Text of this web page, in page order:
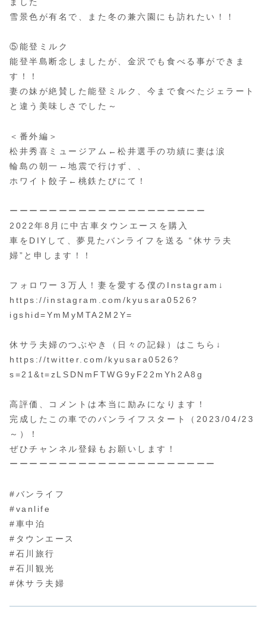
ました
雪景色が有名で、また冬の兼六園にも訪れたい！！
⑤能登ミルク
能登半島断念しましたが、金沢でも食べる事ができま
す！！
妻の妹が絶賛した能登ミルク、今まで食べたジェラート
と違う美味しさでした～
＜番外編＞
松井秀喜ミュージアム←松井選手の功績に妻は涙
輪島の朝一←地震で行けず、、
ホワイト餃子←桃鉄たびにて！
ーーーーーーーーーーーーーーーーーーーー
2022年8月に中古車タウンエースを購入
車をDIYして、夢見たバンライフを送る “休サラ夫
婦”と申します！！
フォロワー３万人！妻を愛する僕のInstagram↓
https://instagram.com/kyusara0526?
igshid=YmMyMTA2M2Y=
休サラ夫婦のつぶやき（日々の記録）はこちら↓
https://twitter.com/kyusara0526?
s=21&t=zLSDNmFTWG9yF22mYh2A8g
高評価、コメントは本当に励みになります！
完成したこの車でのバンライフスタート（2023/04/23
～）！
ぜひチャンネル登録もお願いします！
ーーーーーーーーーーーーーーーーーーーーー
#バンライフ
#vanlife
#車中泊
#タウンエース
#石川旅行
#石川観光
#休サラ夫婦